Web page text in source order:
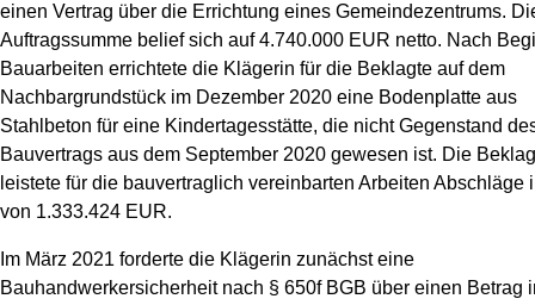
Karriere
News
einen Vertrag über die Errichtung eines Gemeindezentrums.
Auftragssumme belief sich auf 4.740.000 EUR netto. Nach
Bauarbeiten errichtete die Klägerin für die Beklagte auf dem
Nachbargrundstück im Dezember 2020 eine Bodenplatte aus
Stahlbeton für eine Kindertagesstätte, die nicht Gegenstand
Bauvertrags aus dem September 2020 gewesen ist. Die
leistete für die bauvertraglich vereinbarten Arbeiten Abschläge
von 1.333.424 EUR.
Im März 2021 forderte die Klägerin zunächst eine
Bauhandwerkersicherheit nach § 650f BGB über einen Betrag